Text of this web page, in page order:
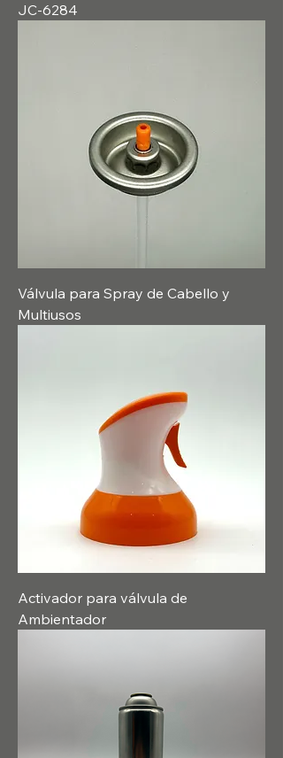
JC-6284
Válvula para Spray de Cabello y
Multiusos
Activador para válvula de
Ambientador